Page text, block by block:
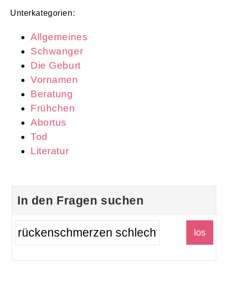
Unterkategorien:
Allgemeines
Schwanger
Die Geburt
Vornamen
Beratung
Frühchen
Abortus
Tod
Literatur
In den Fragen suchen